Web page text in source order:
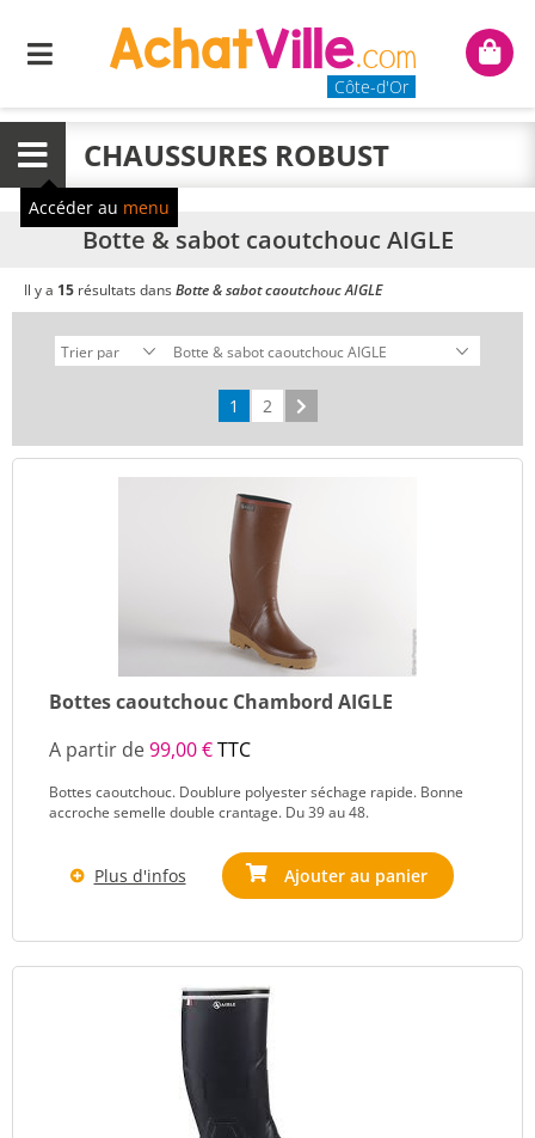
Menu
Côte-d'Or
Mon
Menu CHAUSSURES ROBUST
Accéder au menu
Botte & sabot caoutchouc AIGLE
Il y a 15 résultats dansBotte & sabot caoutchouc AIGLE
1 2
Bottes caoutchouc Chambord AIGLE
A partir de99,00 €TTC
Bottes caoutchouc. Doublure polyester séchage rapide. Bonne
accroche semelle double crantage. Du 39 au 48.
Plus d'infos Ajouter au panier